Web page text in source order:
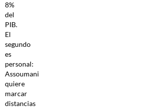
8%
del
PIB.
El
segundo
es
personal:
Assoumani
quiere
marcar
distancias